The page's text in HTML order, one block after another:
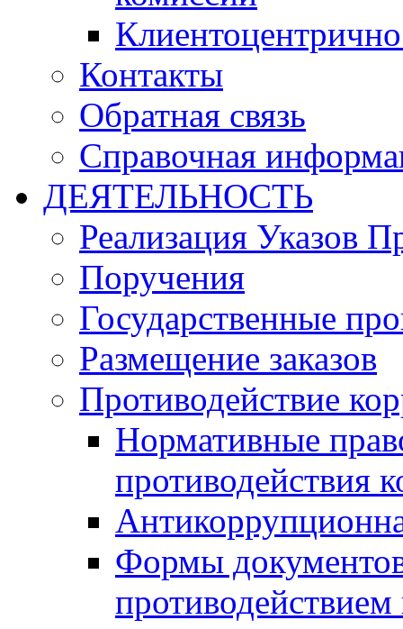
Контакты
Обратная связь
Справочная
ДЕЯТЕЛЬНОСТЬ
Реализация Указов
Поручения
Государственные
Размещение заказов
Противодействие
Нормативные
противодействия
Формы